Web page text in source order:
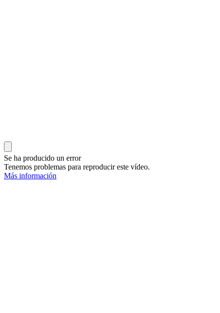
Se ha producido un error
Tenemos problemas para reproducir este vídeo.
Más información